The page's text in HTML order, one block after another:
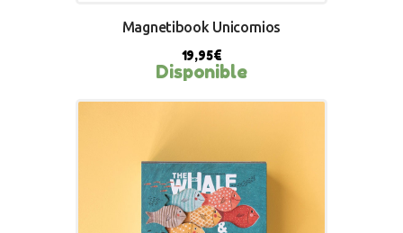
Magnetibook Unicornios
19,95€
Disponible